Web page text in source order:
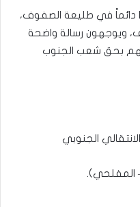
دائماً في طليعة الصفوف،
ويوجهون رسالة واضحة
بحق شعب الجنوب
الجنوبي
المفلحي).